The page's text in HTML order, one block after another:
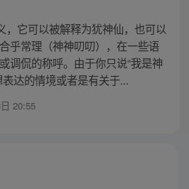
，它可以被解释为犹神仙，也可以
乎常理（神神叨叨），在一些语
调侃的称呼。由于你只说“我是神
达的情境或者是有关于...
20:55